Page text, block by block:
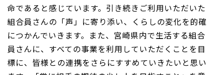
命であると感じています。引き続きご利用いただいた
組合員さんの「声」に寄り添い、くらしの変化を的確
につかんでいきます。また、宮崎県内で生活する組合
員さんに、すべての事業を利用していただくことを目
標に、皆様との連携をさらにすすめていきたいと思い